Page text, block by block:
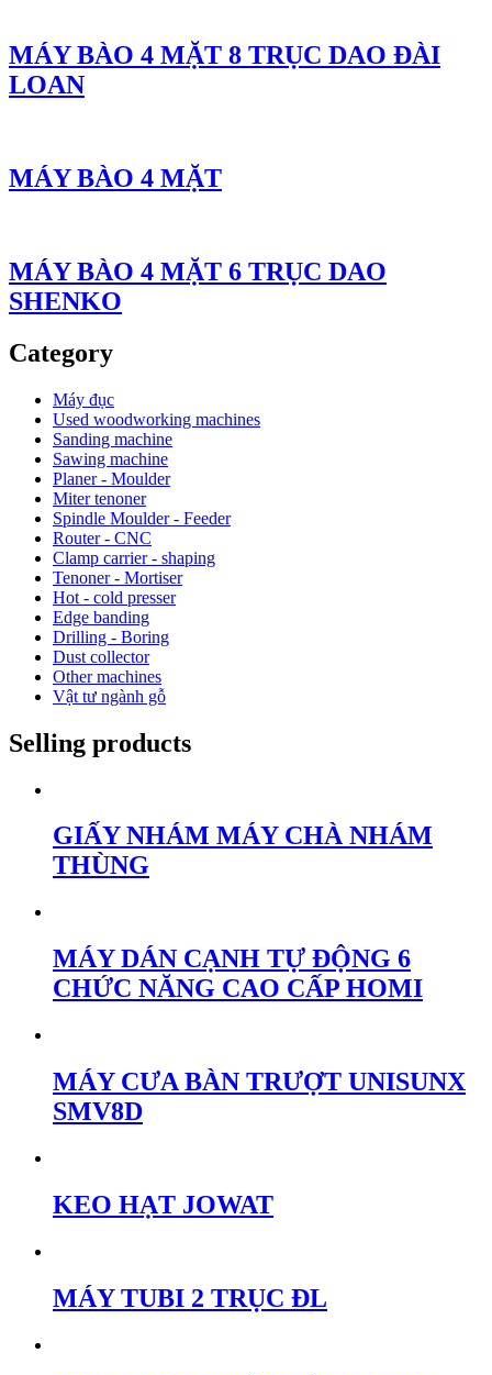
MÁY BÀO 4 MẶT 8 TRỤC DAO ĐÀI
LOAN
MÁY BÀO 4 MẶT
MÁY BÀO 4 MẶT 6 TRỤC DAO
SHENKO
Category
Máy đục
Used woodworking machines
Sanding machine
Sawing machine
Planer - Moulder
Miter tenoner
Spindle Moulder - Feeder
Router - CNC
Clamp carrier - shaping
Tenoner - Mortiser
Hot - cold presser
Edge banding
Drilling - Boring
Dust collector
Other machines
Vật tư ngành gỗ
Selling products
GIẤY NHÁM MÁY CHÀ NHÁM
THÙNG
MÁY DÁN CẠNH TỰ ĐỘNG 6
CHỨC NĂNG CAO CẤP HOMI
MÁY CƯA BÀN TRƯỢT UNISUNX
SMV8D
KEO HẠT JOWAT
MÁY TUBI 2 TRỤC ĐL